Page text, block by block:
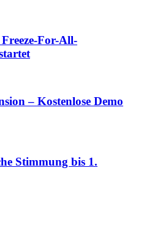
For-All-
– Kostenlose Demo
Stimmung bis 1.